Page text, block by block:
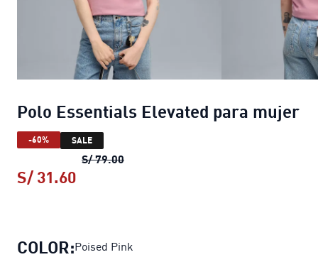
Polo Essentials Elevated para mujer
-60% SALE
S/ 79.00Polo Essentials Elevated para mujer
S/ 31.60
COLOR:Poised Pink